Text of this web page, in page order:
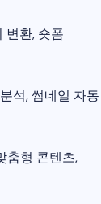
변환, 숏폼
석, 썸네일 자동
춤형 콘텐츠,